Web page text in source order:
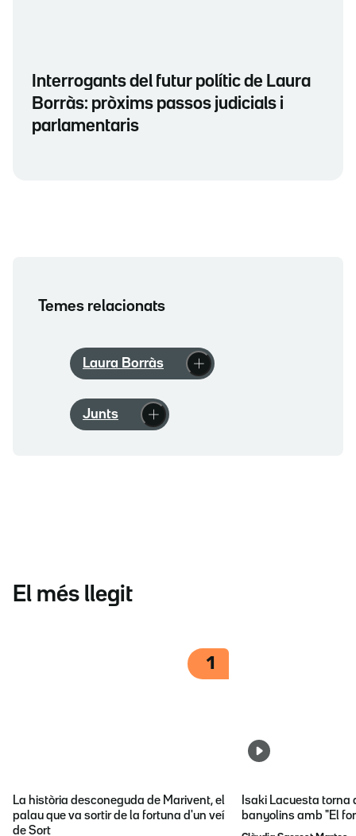
Interrogants del futur polític de Laura
Borràs: pròxims passos judicials i
parlamentaris
Temes relacionats
Laura Borràs
Junts
El més llegit
1
La història desconeguda de Marivent, el
palau que va sortir de la fortuna d'un veí
de Sort
Isaki Lacuesta torna
banyolins amb "El